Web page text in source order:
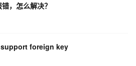
，怎么解决？
support foreign key